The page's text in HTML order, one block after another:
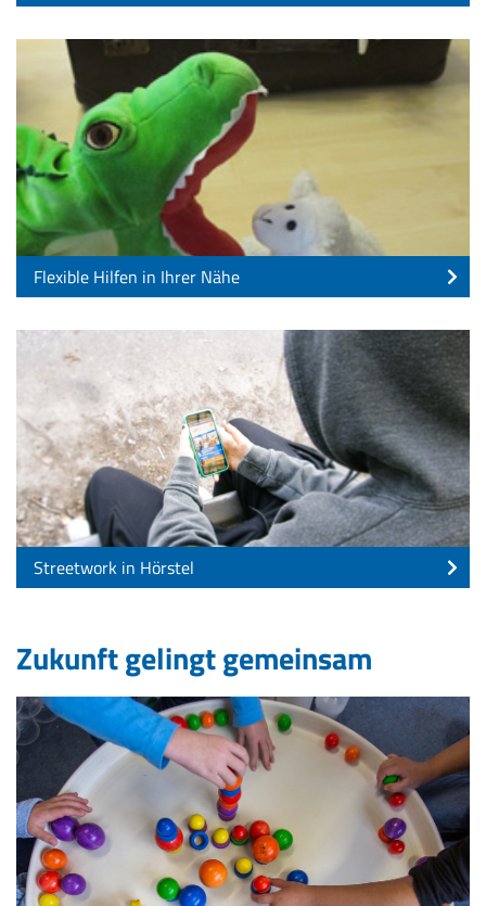
Flexible Hilfen in Ihrer Nähe
Streetwork in Hörstel
Zukunft gelingt gemeinsam